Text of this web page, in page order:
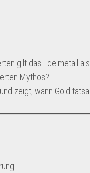
gilt das Edelmetall als
Mythos?
zeigt, wann Gold